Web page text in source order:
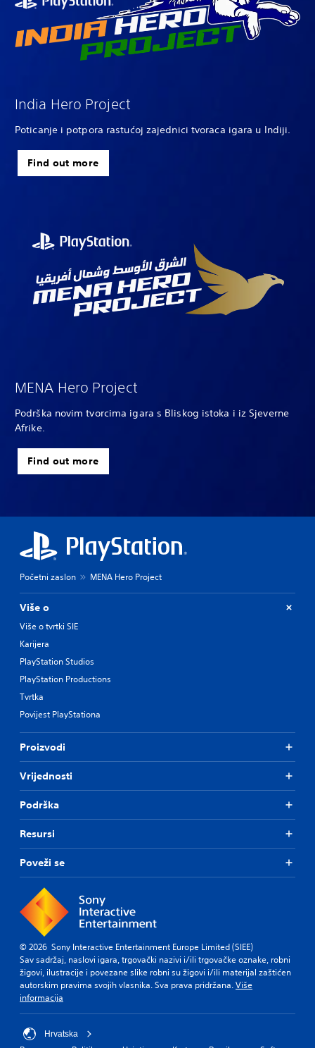
India Hero Project
Poticanje i potpora rastućoj zajednici tvoraca igara u Indiji.
Find out more
MENA Hero Project
Podrška novim tvorcima igara s Bliskog istoka i iz Sjeverne
Afrike.
Find out more
Početni zaslon MENA Hero Project
Više o
Više o tvrtki SIE
Karijera
PlayStation Studios
PlayStation Productions
Tvrtka
Povijest PlayStationa
Proizvodi
Vrijednosti
Podrška
Resursi
Poveži se
© 2026 Sony Interactive Entertainment Europe Limited (SIEE)
Sav sadržaj, naslovi igara, trgovački nazivi i/ili trgovačke oznake, robni
žigovi, ilustracije i povezane slike robni su žigovi i/ili materijal zaštićen
autorskim pravima svojih vlasnika. Sva prava pridržana.Više
informacija
Hrvatska